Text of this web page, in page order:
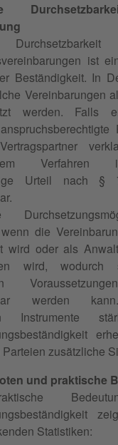
ist
Beständigkeit. In
Vereinbarungen
werden. Falls
Urteil nach §
die
wird oder als
wird, wodurch
werden
Instrumente
zusätzliche
und praktische
Statistiken: